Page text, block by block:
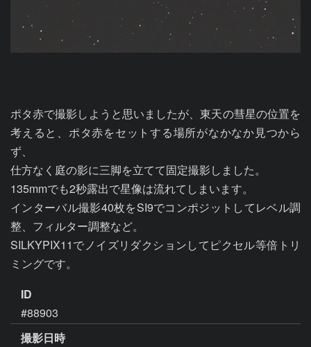
ポタ赤で撮影しようと思いましたが、東天の彗星の位置を
考えると、ポタ赤をセットする場所がなかなか見つから
ず、
仕方なく庭の影に三脚を立てて固定撮影しました。
135mmでも2秒露出で星像は流れてしまいます。
インターバル撮影40枚をSI9でコンポジットしてレベル調
整、フィルター調整など。
SILKYPIX11でノイズリダクションしてピクセル等倍トリ
ミングです。
ID
#88903
撮影日時